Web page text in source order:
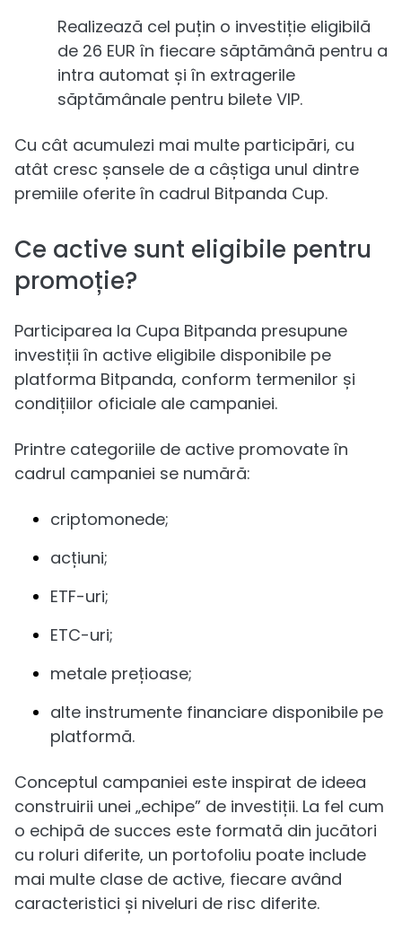
Realizează cel puțin o investiție eligibilă
de 26 EUR în fiecare săptămână pentru a
intra automat și în extragerile
săptămânale pentru bilete VIP.
Cu cât acumulezi mai multe participări, cu
atât cresc șansele de a câștiga unul dintre
premiile oferite în cadrul Bitpanda Cup.
Ce active sunt eligibile pentru
promoție?
Participarea la Cupa Bitpanda presupune
investiții în active eligibile disponibile pe
platforma Bitpanda, conform termenilor și
condițiilor oficiale ale campaniei.
Printre categoriile de active promovate în
cadrul campaniei se numără:
criptomonede;
acțiuni;
ETF-uri;
ETC-uri;
metale prețioase;
alte instrumente financiare disponibile pe
platformă.
Conceptul campaniei este inspirat de ideea
construirii unei „echipe” de investiții. La fel cum
o echipă de succes este formată din jucători
cu roluri diferite, un portofoliu poate include
mai multe clase de active, fiecare având
caracteristici și niveluri de risc diferite.